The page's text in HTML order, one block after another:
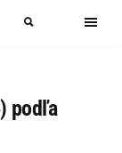
podľa